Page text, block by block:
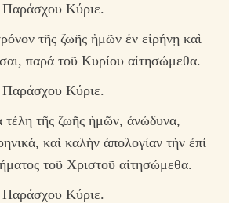
Παράσχου Κύριε.
τῆς ζωῆς ἡμῶν ἐν εἰρήνῃ καὶ
παρά τοῦ Κυρίου αἰτησώμεθα.
Παράσχου Κύριε.
τέλη τῆς ζωῆς ἡμῶν, ἀνώδυνα,
καὶ καλὴν ἀπολογίαν τὴν ἐπί
τοῦ Χριστοῦ αἰτησώμεθα.
Παράσχου Κύριε.